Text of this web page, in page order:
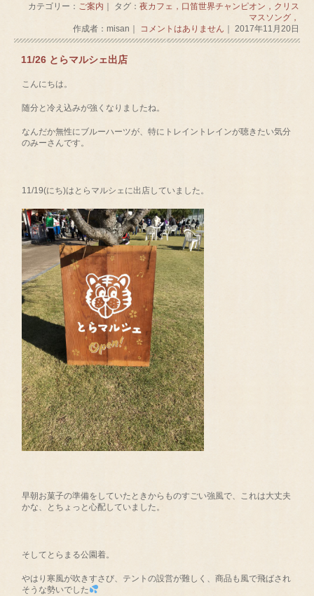
カテゴリー： ご案内 ｜ タグ： 夜カフェ，口笛世界チャンピオン，クリス
マスソング，
作成者：misan｜
コメントはありません ｜ 2017年11月20日
11/26 とらマルシェ出店
こんにちは。
随分と冷え込みが強くなりましたね。
なんだか無性にブルーハーツが、特にトレイントレインが聴きたい気分
のみーさんです。
11/19(にち)はとらマルシェに出店していました。
早朝お菓子の準備をしていたときからものすごい強風で、これは大丈夫
かな、とちょっと心配していました。
そしてとらまる公園着。
やはり寒風が吹きすさび、テントの設営が難しく、商品も風で飛ばされ
そうな勢いでした